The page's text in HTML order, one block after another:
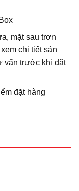
mặt sau trơn
chi tiết sản
vấn trước khi đặt
đặt hàng